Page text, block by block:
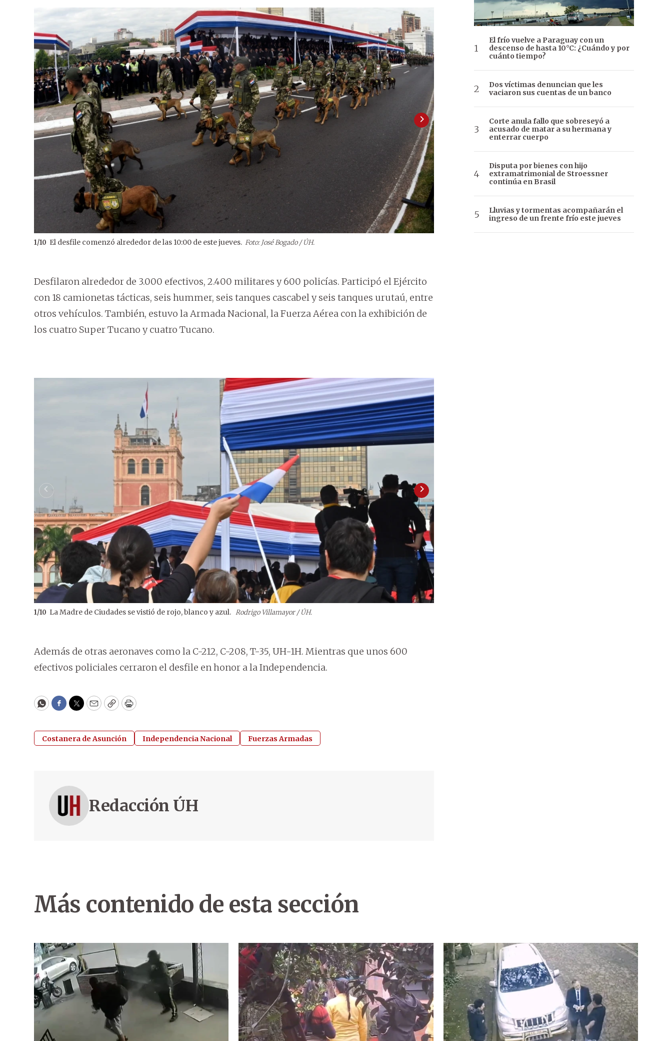
1/10 El desfile comenzó alrededor de las 10:00 de este jueves. Foto: José Bogado / ÚH.
Desfilaron alrededor de 3.000 efectivos, 2.400 militares y 600 policías. Participó el Ejército
con 18 camionetas tácticas, seis hummer, seis tanques cascabel y seis tanques urutaú, entre
otros vehículos. También, estuvo la Armada Nacional, la Fuerza Aérea con la exhibición de
los cuatro Super Tucano y cuatro Tucano.
1/10 La Madre de Ciudades se vistió de rojo, blanco y azul. Rodrigo Villamayor / ÚH.
Además de otras aeronaves como la C-212, C-208, T-35, UH-1H. Mientras que unos 600
efectivos policiales cerraron el desfile en honor a la Independencia.
WhatsApp
Facebook
Twitter
EmailCopyPrint
Costanera de Asunción Independencia Nacional Fuerzas Armadas
Redacción ÚH
El frío vuelve a Paraguay con un
descenso de hasta 10°C: ¿Cuándo y por
cuánto tiempo?
Dos víctimas denuncian que les
vaciaron sus cuentas de un banco
Corte anula fallo que sobreseyó a
acusado de matar a su hermana y
enterrar cuerpo
Disputa por bienes con hijo
extramatrimonial de Stroessner
continúa en Brasil
Lluvias y tormentas acompañarán el
ingreso de un frente frío este jueves
Más contenido de esta sección